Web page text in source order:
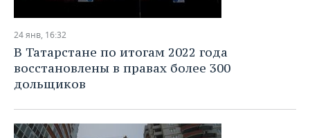
24 янв, 16:32
В Татарстане по итогам 2022 года
восстановлены в правах более 300
дольщиков